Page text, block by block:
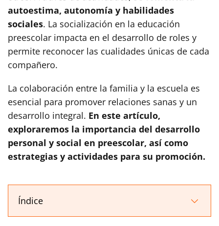
autoestima, autonomía y habilidades
sociales. La socialización en la educación
preescolar impacta en el desarrollo de roles y
permite reconocer las cualidades únicas de cada
compañero.
La colaboración entre la familia y la escuela es
esencial para promover relaciones sanas y un
desarrollo integral. En este artículo,
exploraremos la importancia del desarrollo
personal y social en preescolar, así como
estrategias y actividades para su promoción.
Índice